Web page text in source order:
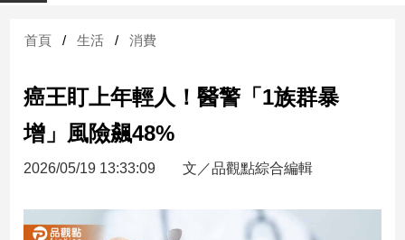
財
台
財
新
產
首頁 生活 消費
癌王盯上年輕人！醫警「1族群暴
增」風險飆48%
2026/05/19 13:33:09 文／品觀點綜合編輯